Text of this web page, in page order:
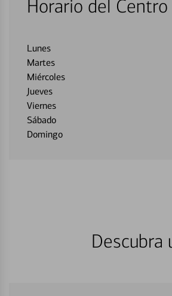
Horario del
Lunes
Martes
Miércoles
Jueves
Viernes
Sábado
Domingo
Descubra